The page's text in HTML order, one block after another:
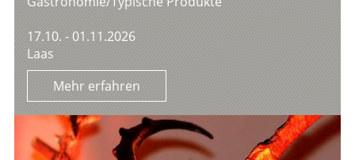
17.10. - 01.11.2026
Laas
Mehr erfahren